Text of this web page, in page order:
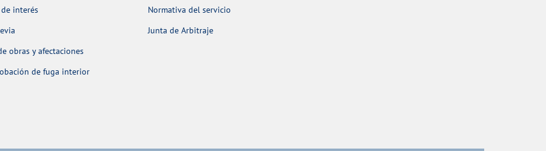
interés
obras y afectaciones
de fuga interior
Normativa del servicio
Junta de Arbitraje